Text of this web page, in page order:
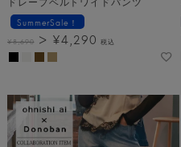
SummerSale！
¥8,690 ¥4,290 税込